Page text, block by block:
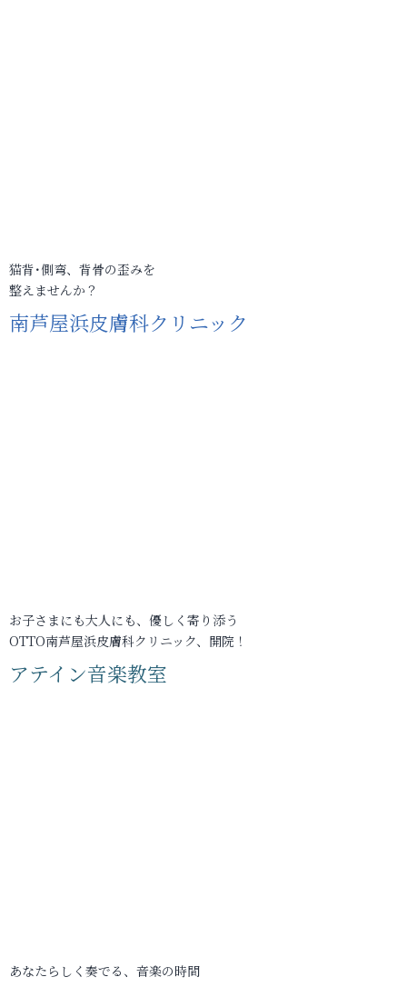
猫背･側弯、背骨の歪みを
整えませんか？
南芦屋浜皮膚科クリニック
お子さまにも大人にも、優しく寄り添う
OTTO南芦屋浜皮膚科クリニック、開院！
アテイン音楽教室
あなたらしく奏でる、音楽の時間